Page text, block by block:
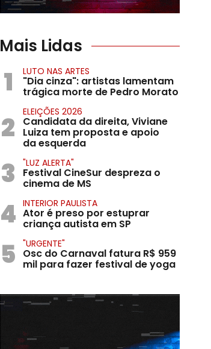
Mais Lidas
1 LUTO NAS ARTES
"Dia cinza": artistas lamentam
trágica morte de Pedro Morato
2 ELEIÇÕES 2026
Candidata da direita, Viviane
Luiza tem proposta e apoio
da esquerda
3 "LUZ ALERTA"
Festival CineSur despreza o
cinema de MS
4 INTERIOR PAULISTA
Ator é preso por estuprar
criança autista em SP
5 "URGENTE"
Osc do Carnaval fatura R$ 959
mil para fazer festival de yoga